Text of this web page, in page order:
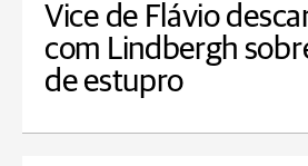
Vice de Flávio
com Lindbergh
de estupro